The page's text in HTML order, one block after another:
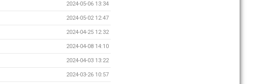
2024-05-06 13:34
2024-05-02 12:47
2024-04-25 12:32
2024-04-08 14:10
2024-04-03 13:22
2024-03-26 10:57